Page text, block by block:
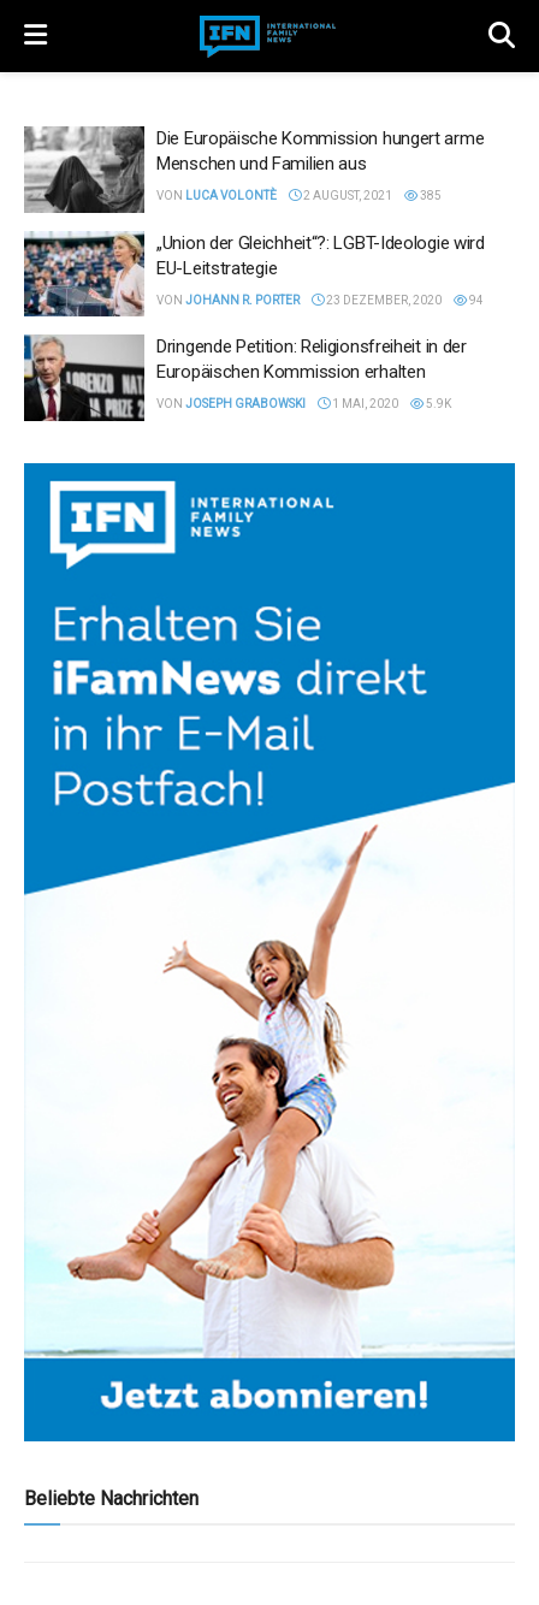
Die Europäische Kommission hungert arme
Menschen und Familien aus
VON LUCA VOLONTÈ 2 AUGUST, 2021 385
„Union der Gleichheit“?: LGBT-Ideologie wird
EU-Leitstrategie
VON JOHANN R. PORTER 23 DEZEMBER, 2020 94
Dringende Petition: Religionsfreiheit in der
Europäischen Kommission erhalten
VON JOSEPH GRABOWSKI 1 MAI, 2020 5.9K
Beliebte Nachrichten